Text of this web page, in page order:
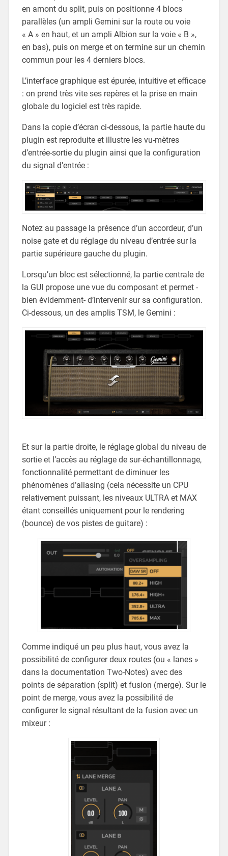
en amont du split, puis on positionne 4 blocs
parallèles (un ampli Gemini sur la route ou voie
« A » en haut, et un ampli Albion sur la voie « B »,
en bas), puis on merge et on termine sur un chemin
commun pour les 4 derniers blocs.
L’interface graphique est épurée, intuitive et efficace
: on prend très vite ses repères et la prise en main
globale du logiciel est très rapide.
Dans la copie d’écran ci-dessous, la partie haute du
plugin est reproduite et illustre les vu-mètres
d’entrée-sortie du plugin ainsi que la configuration
du signal d’entrée :
Notez au passage la présence d’un accordeur, d’un
noise gate et du réglage du niveau d’entrée sur la
partie supérieure gauche du plugin.
Lorsqu’un bloc est sélectionné, la partie centrale de
la GUI propose une vue du composant et permet -
bien évidemment- d’intervenir sur sa configuration.
Ci-dessous, un des amplis TSM, le Gemini :
Et sur la partie droite, le réglage global du niveau de
sortie et l’accès au réglage de sur-échantillonnage,
fonctionnalité permettant de diminuer les
phénomènes d’aliasing (cela nécessite un CPU
relativement puissant, les niveaux ULTRA et MAX
étant conseillés uniquement pour le rendering
(bounce) de vos pistes de guitare) :
Comme indiqué un peu plus haut, vous avez la
possibilité de configurer deux routes (ou « lanes »
dans la documentation Two-Notes) avec des
points de séparation (split) et fusion (merge). Sur le
point de merge, vous avez la possibilité de
configurer le signal résultant de la fusion avec un
mixeur :